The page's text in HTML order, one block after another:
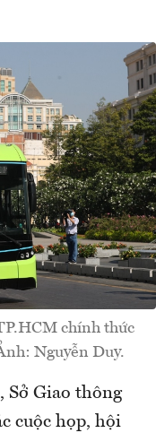
chính thức
Nguyễn Duy.
Sở Giao thông
cuộc họp, hội